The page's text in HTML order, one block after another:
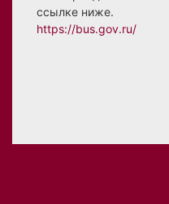
ссылке ниже.
https://bus.gov.ru/